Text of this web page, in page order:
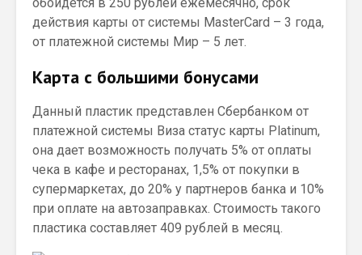
действия карты от системы MasterCard – 3 года,
от платежной системы Мир – 5 лет.
Карта с большими бонусами
Данный пластик представлен Сбербанком от
платежной системы Виза статус карты Platinum,
она дает возможность получать 5% от оплаты
чека в кафе и ресторанах, 1,5% от покупки в
супермаркетах, до 20% у партнеров банка и 10%
при оплате на автозаправках. Стоимость такого
пластика составляет 409 рублей в месяц.